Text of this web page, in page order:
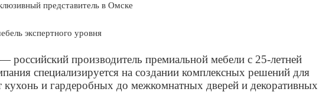
представитель в Омске
экспертного уровня
российский производитель премиальной мебели с 25-летней
специализируется на создании комплексных решений для
кухонь и гардеробных до межкомнатных дверей и декоративных